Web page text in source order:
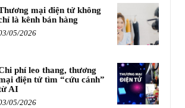
mại điện tử không
là kênh bán hàng
05/2026
phí leo thang, thương
điện tử tìm “cứu cánh”
AI
05/2026